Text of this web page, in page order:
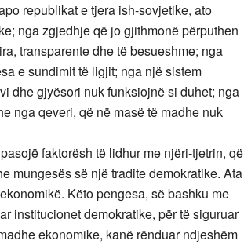
republikat e tjera ish-sovjetike, ato
nga zgjedhje që jo gjithmonë përputhen
transparente dhe të besueshme; nga
e sundimit të ligjit; nga një sistem
dhe gjyësori nuk funksiojnë si duhet; nga
nga qeveri, që në masë të madhe nuk
faktorësh të lidhur me njëri-tjetrin, që
mungesës së një tradite demokratike. Ata
Këto pengesa, së bashku me
institucionet demokratike, për të siguruar
ekonomike, kanë rënduar ndjeshëm